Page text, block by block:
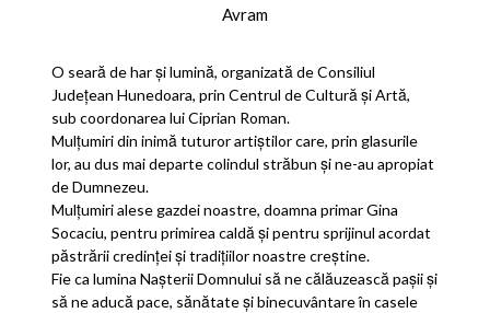
Avram
O seară de har și lumină, organizată de Consiliul
Județean Hunedoara, prin Centrul de Cultură și Artă,
sub coordonarea lui Ciprian Roman.
Mulțumiri din inimă tuturor artiștilor care, prin glasurile
lor, au dus mai departe colindul străbun și ne-au apropiat
de Dumnezeu.
Mulțumiri alese gazdei noastre, doamna primar Gina
Socaciu, pentru primirea caldă și pentru sprijinul acordat
păstrării credinței și tradițiilor noastre creștine.
Fie ca lumina Nașterii Domnului să ne călăuzească pașii și
să ne aducă pace, sănătate și binecuvântare în casele